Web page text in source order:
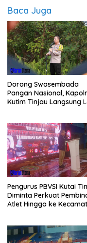
Baca Juga
Dorong Swasembada
Pangan Nasional,
Kutim Tinjau Langsung
Pengurus PBVSI Kutai
Diminta Perkuat
Atlet Hingga ke